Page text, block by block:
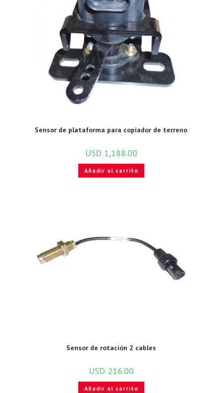
Sensor de plataforma para copiador de terreno
USD 1,188.00
Añadir al carrito
Sensor de rotación 2 cables
USD 216.00
Añadir al carrito